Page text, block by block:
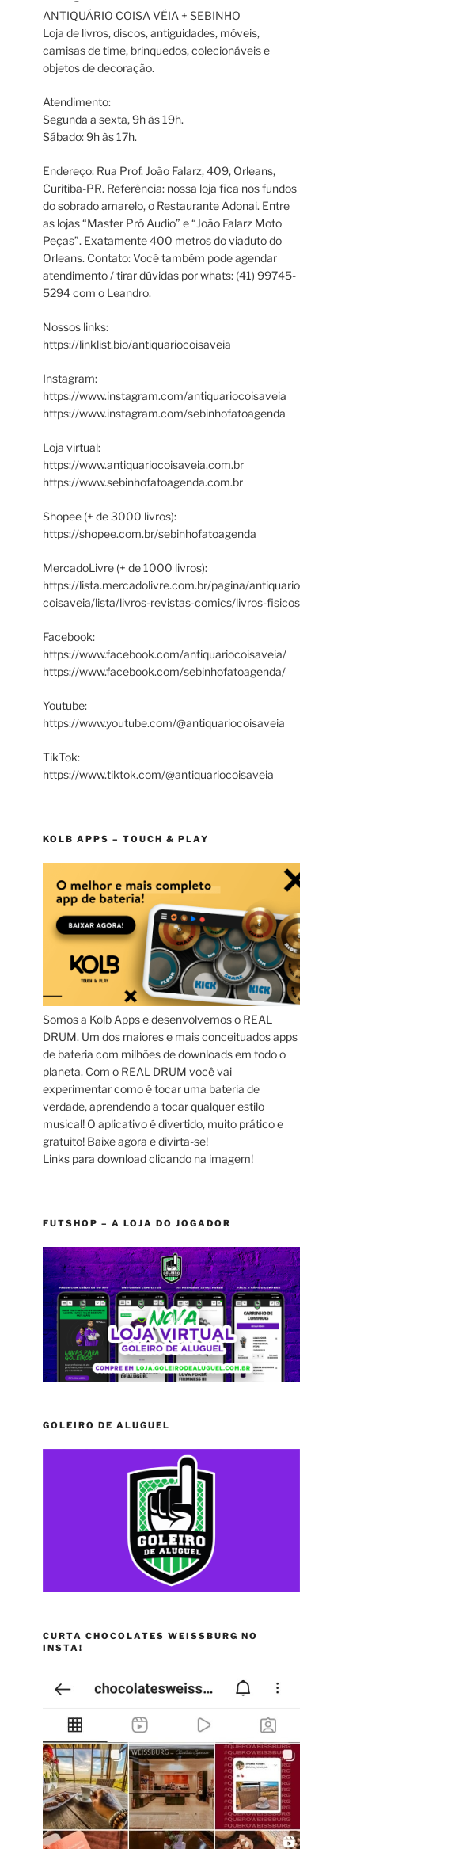
ANTIQUÁRIO COISA VÉIA + SEBINHO
Loja de livros, discos, antiguidades, móveis,
camisas de time, brinquedos, colecionáveis e
objetos de decoração.
Atendimento:
Segunda a sexta, 9h às 19h.
Sábado: 9h às 17h.
Endereço: Rua Prof. João Falarz, 409, Orleans,
Curitiba-PR. Referência: nossa loja fica nos fundos
do sobrado amarelo, o Restaurante Adonai. Entre
as lojas “Master Pró Audio” e “João Falarz Moto
Peças”. Exatamente 400 metros do viaduto do
Orleans. Contato: Você também pode agendar
atendimento / tirar dúvidas por whats: (41) 99745-
5294 com o Leandro.
Nossos links:
https://linklist.bio/antiquariocoisaveia
Instagram:
https://www.instagram.com/antiquariocoisaveia
https://www.instagram.com/sebinhofatoagenda
Loja virtual:
https://www.antiquariocoisaveia.com.br
https://www.sebinhofatoagenda.com.br
Shopee (+ de 3000 livros):
https://shopee.com.br/sebinhofatoagenda
MercadoLivre (+ de 1000 livros):
https://lista.mercadolivre.com.br/pagina/antiquario
coisaveia/lista/livros-revistas-comics/livros-fisicos
Facebook:
https://www.facebook.com/antiquariocoisaveia/
https://www.facebook.com/sebinhofatoagenda/
Youtube:
https://www.youtube.com/@antiquariocoisaveia
TikTok:
https://www.tiktok.com/@antiquariocoisaveia
KOLB APPS – TOUCH & PLAY
Somos a Kolb Apps e desenvolvemos o REAL
DRUM. Um dos maiores e mais conceituados apps
de bateria com milhões de downloads em todo o
planeta. Com o REAL DRUM você vai
experimentar como é tocar uma bateria de
verdade, aprendendo a tocar qualquer estilo
musical! O aplicativo é divertido, muito prático e
gratuito! Baixe agora e divirta-se!
Links para download clicando na imagem!
FUTSHOP – A LOJA DO JOGADOR
GOLEIRO DE ALUGUEL
CURTA CHOCOLATES WEISSBURG NO
INSTA!